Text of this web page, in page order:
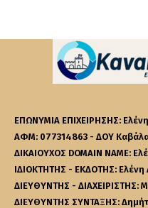
ΕΠΩΝΥΜΙΑ ΕΠΙΧΕΙΡΗΣΗΣ:
ΑΦΜ: 077314863 - ΔΟΥ
ΔΙΚΑΙΟΥΧΟΣ DOMAIN NAME:
ΙΔΙΟΚΤΗΤΗΣ - ΕΚΔΟΤΗΣ:
ΔΙΕΥΘΥΝΤΗΣ - ΔΙΑΧΕΙΡΙΣΤΗΣ:
ΔΙΕΥΘΥΝΤΗΣ ΣΥΝΤΑΞΗΣ: